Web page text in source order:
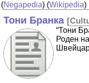
(Negapedia) (Wikipedia)
Тони Бранка [
“Тони
Роден